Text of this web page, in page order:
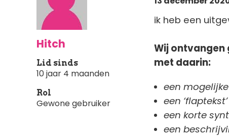
Hitch
Lid sinds
10 jaar 4 maanden
Rol
Gewone gebruiker
ik heb een
Wij ontvangen
met daarin:
een
een
een korte
een